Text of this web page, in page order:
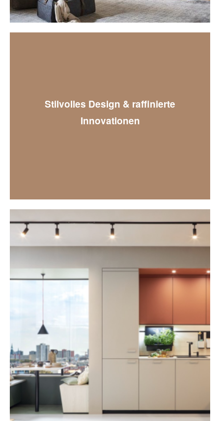
Kleiderschränke
Stilvolles Design & raffinierte
Innovationen